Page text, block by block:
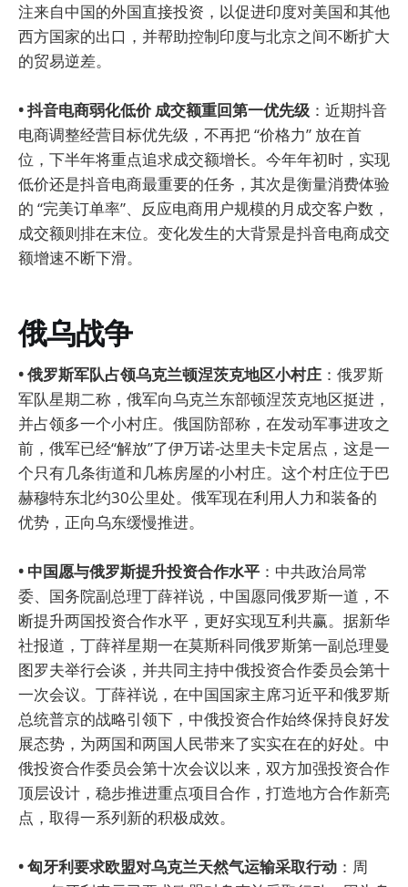
注来自中国的外国直接投资，以促进印度对美国和其他
西方国家的出口，并帮助控制印度与北京之间不断扩大
的贸易逆差。
• 抖音电商弱化低价 成交额重回第一优先级 ：近期抖音
电商调整经营目标优先级，不再把 “价格力” 放在首
位，下半年将重点追求成交额增长。今年年初时，实现
低价还是抖音电商最重要的任务，其次是衡量消费体验
的 “完美订单率”、反应电商用户规模的月成交客户数，
成交额则排在末位。变化发生的大背景是抖音电商成交
额增速不断下滑。
俄乌战争
• 俄罗斯军队占领乌克兰顿涅茨克地区小村庄 ：俄罗斯
军队星期二称，俄军向乌克兰东部顿涅茨克地区挺进，
并占领多一个小村庄。俄国防部称，在发动军事进攻之
前，俄军已经“解放”了伊万诺-达里夫卡定居点，这是一
个只有几条街道和几栋房屋的小村庄。这个村庄位于巴
赫穆特东北约30公里处。俄军现在利用人力和装备的
优势，正向乌东缓慢推进。
• 中国愿与俄罗斯提升投资合作水平 ：中共政治局常
委、国务院副总理丁薛祥说，中国愿同俄罗斯一道，不
断提升两国投资合作水平，更好实现互利共赢。据新华
社报道，丁薛祥星期一在莫斯科同俄罗斯第一副总理曼
图罗夫举行会谈，并共同主持中俄投资合作委员会第十
一次会议。丁薛祥说，在中国国家主席习近平和俄罗斯
总统普京的战略引领下，中俄投资合作始终保持良好发
展态势，为两国和两国人民带来了实实在在的好处。中
俄投资合作委员会第十次会议以来，双方加强投资合作
顶层设计，稳步推进重点项目合作，打造地方合作新亮
点，取得一系列新的积极成效。
• 匈牙利要求欧盟对乌克兰天然气运输采取行动 ：周